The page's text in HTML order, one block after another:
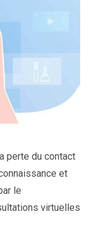
perte du contact
et
le
virtuelles